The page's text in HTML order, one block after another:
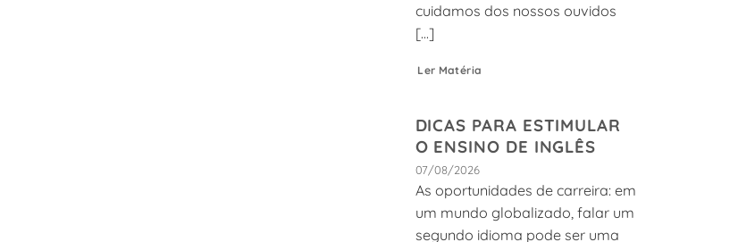
cuidamos dos nossos ouvidos
[...]
Ler Matéria
DICAS PARA ESTIMULAR
O ENSINO DE INGLÊS
07/08/2026
As oportunidades de carreira: em
um mundo globalizado, falar um
segundo idioma pode ser uma